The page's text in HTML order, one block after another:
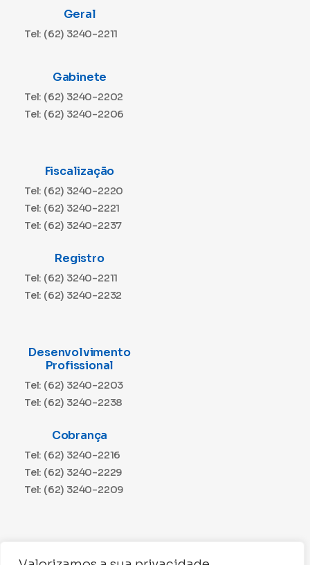
Geral
Tel: (62) 3240-2211
Gabinete
Tel: (62) 3240-2202
Tel: (62) 3240-2206
Fiscalização
Tel: (62) 3240-2220
Tel: (62) 3240-2221
Tel: (62) 3240-2237
Registro
Tel: (62) 3240-2211
Tel: (62) 3240-2232
Desenvolvimento
Profissional
Tel: (62) 3240-2203
Tel: (62) 3240-2238
Cobrança
Tel: (62) 3240-2216
Tel: (62) 3240-2229
Tel: (62) 3240-2209